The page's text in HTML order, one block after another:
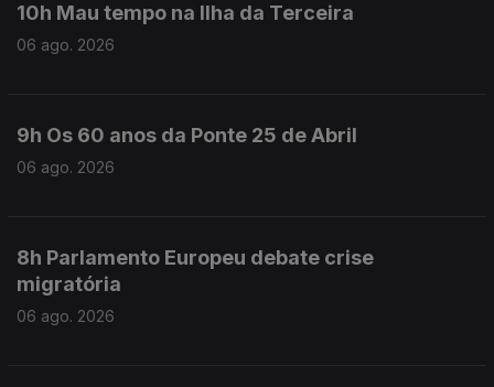
10h Mau tempo na Ilha da Terceira
06 ago. 2026
9h Os 60 anos da Ponte 25 de Abril
06 ago. 2026
8h Parlamento Europeu debate crise
migratória
06 ago. 2026